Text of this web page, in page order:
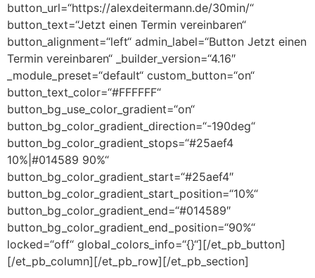
button_url=“https://alexdeitermann.de/30min/“
button_text=“Jetzt einen Termin vereinbaren“
button_alignment=“left“ admin_label=“Button Jetzt einen
Termin vereinbaren“ _builder_version=“4.16″
_module_preset=“default“ custom_button=“on“
button_text_color=“#FFFFFF“
button_bg_use_color_gradient=“on“
button_bg_color_gradient_direction=“-190deg“
button_bg_color_gradient_stops=“#25aef4
10%|#014589 90%“
button_bg_color_gradient_start=“#25aef4″
button_bg_color_gradient_start_position=“10%“
button_bg_color_gradient_end=“#014589″
button_bg_color_gradient_end_position=“90%“
locked=“off“ global_colors_info=“{}“][/et_pb_button]
[/et_pb_column][/et_pb_row][/et_pb_section]